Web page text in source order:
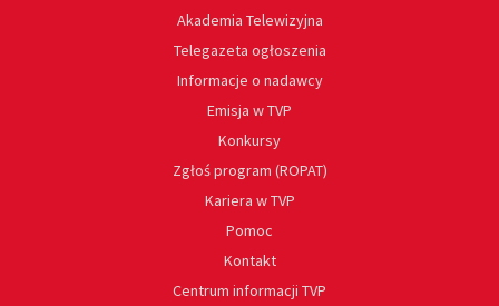
Akademia Telewizyjna
Telegazeta ogłoszenia
Informacje o nadawcy
Emisja w TVP
Konkursy
Zgłoś program (ROPAT)
Kariera w TVP
Pomoc
Kontakt
Centrum informacji TVP